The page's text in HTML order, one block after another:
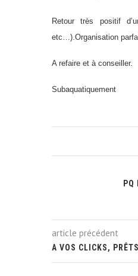
Retour très positif
etc…).Organisation
A refaire et à conseiller.
Subaquatiquement
PQ
article précédent
A VOS CLICKS,